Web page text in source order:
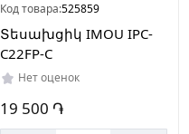
Код товара:525859
Տեսախցիկ IMOU IPC-
C22FP-C
Нет оценок
19 500 ֏